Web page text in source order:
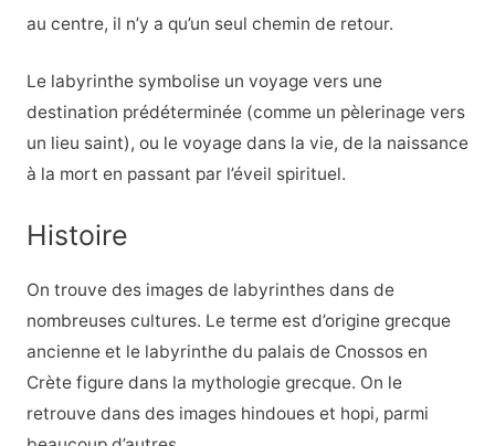
au centre, il n’y a qu’un seul chemin de retour.
Le labyrinthe symbolise un voyage vers une
destination prédéterminée (comme un pèlerinage vers
un lieu saint), ou le voyage dans la vie, de la naissance
à la mort en passant par l’éveil spirituel.
Histoire
On trouve des images de labyrinthes dans de
nombreuses cultures. Le terme est d’origine grecque
ancienne et le labyrinthe du palais de Cnossos en
Crète figure dans la mythologie grecque. On le
retrouve dans des images hindoues et hopi, parmi